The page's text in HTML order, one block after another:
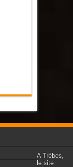
A Trèbes,
le site